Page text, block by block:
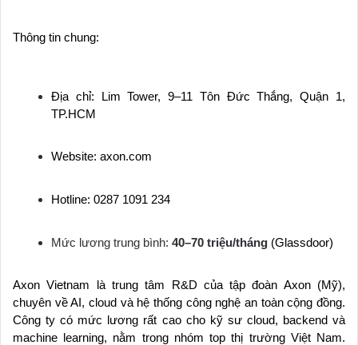
Thông tin chung:
Địa chỉ: Lim Tower, 9–11 Tôn Đức Thắng, Quận 1,
TP.HCM
Website: axon.com
Hotline: 0287 1091 234
Mức lương trung bình: 40–70 triệu/tháng (Glassdoor)
Axon Vietnam là trung tâm R&D của tập đoàn Axon (Mỹ),
chuyên về AI, cloud và hệ thống công nghệ an toàn cộng đồng.
Công ty có mức lương rất cao cho kỹ sư cloud, backend và
machine learning, nằm trong nhóm top thị trường Việt Nam.